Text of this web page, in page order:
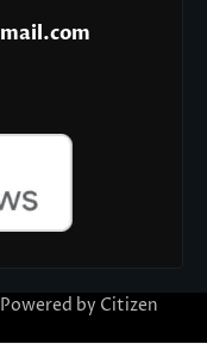
| Powered by Citizen